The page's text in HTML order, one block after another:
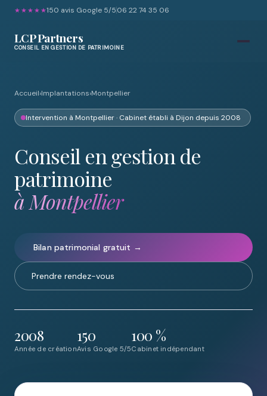
★★★★★150 avis Google 5/506 22 74 35 06
LCP Partners
CONSEIL EN GESTION DE PATRIMOINE
Accueil›Implantations›Montpellier
Intervention à Montpellier · Cabinet établi à Dijon depuis 2008
Conseil en gestion de
patrimoine
à Montpellier
Bilan patrimonial gratuit →
Prendre rendez-vous
2008
Année de création
150
Avis Google 5/5
100 %
Cabinet indépendant